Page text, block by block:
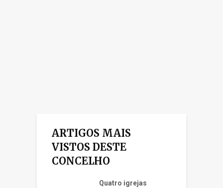
ARTIGOS MAIS
VISTOS DESTE
CONCELHO
Quatro igrejas